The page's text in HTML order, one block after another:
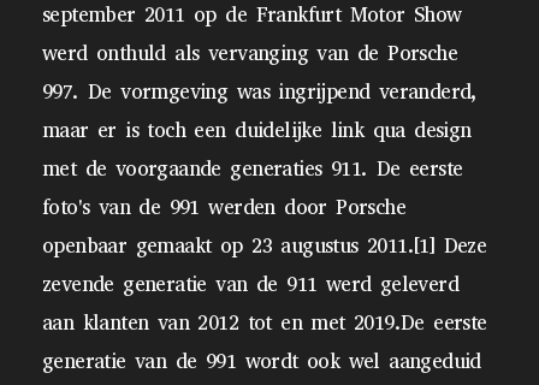
september 2011 op de Frankfurt Motor Show
werd onthuld als vervanging van de Porsche
997. De vormgeving was ingrijpend veranderd,
maar er is toch een duidelijke link qua design
met de voorgaande generaties 911. De eerste
foto's van de 991 werden door Porsche
openbaar gemaakt op 23 augustus 2011.[1] Deze
zevende generatie van de 911 werd geleverd
aan klanten van 2012 tot en met 2019.De eerste
generatie van de 991 wordt ook wel aangeduid